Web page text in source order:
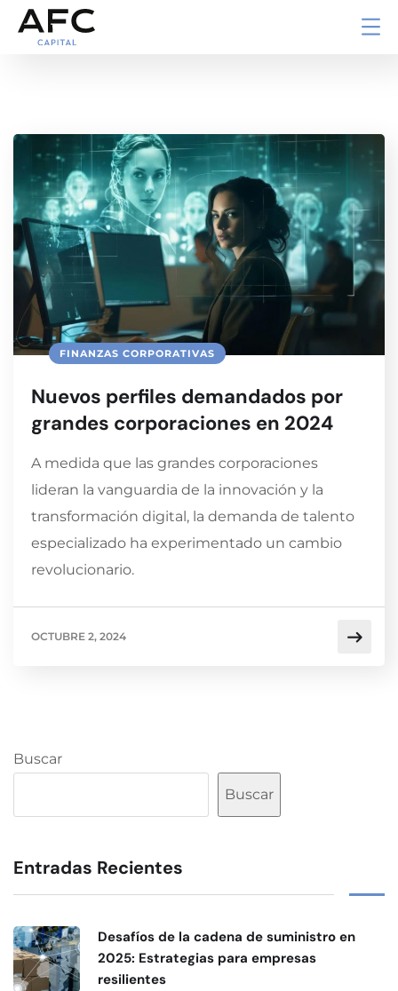
FINANZAS CORPORATIVAS
Nuevos perfiles demandados por
grandes corporaciones en 2024
A medida que las grandes corporaciones
lideran la vanguardia de la innovación y la
transformación digital, la demanda de talento
especializado ha experimentado un cambio
revolucionario.
OCTUBRE 2, 2024
Buscar
Buscar
Entradas Recientes
Desafíos de la cadena de suministro en
2025: Estrategias para empresas
resilientes